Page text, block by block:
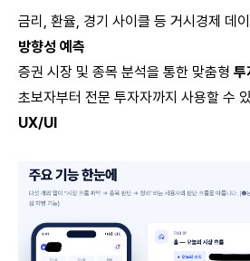
금리, 환율, 경기 사이클 등 거시경제 데
방향성 예측
증권 시장 및 종목 분석을 통한 맞춤형 투
초보자부터 전문 투자자까지 사용할 수
UX/UI